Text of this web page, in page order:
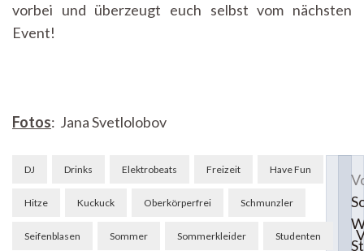
vorbei und überzeugt euch selbst vom nächsten
Event!
Fotos: Jana Svetlolobov
DJ Drinks Elektrobeats Freizeit Have Fun
Hitze Kuckuck Oberkörperfrei Schmunzler
Seifenblasen Sommer Sommerkleider Studenten
Beitragsnavigation